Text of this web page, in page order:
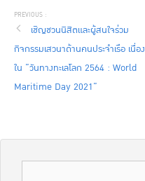
เชิญชวนนิสิตและผู้สนใจร่วม
กิจกรรมเสวนาด้านคนประจำเรือ เนื่อง
ใน ”วันทางทะเลโลก 2564 : World
Maritime Day 2021”